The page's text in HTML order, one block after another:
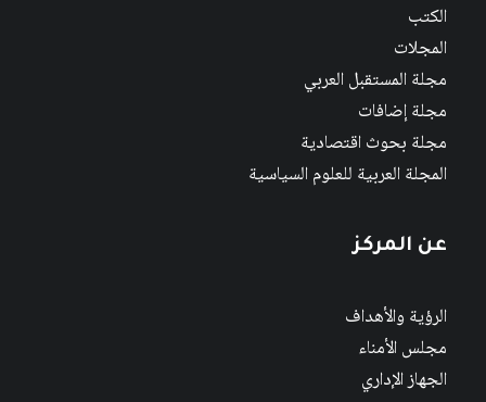
الكتب
المجلات
مجلة المستقبل العربي
مجلة إضافات
مجلة بحوث اقتصادية
المجلة العربية للعلوم السياسية
عن المركز
الرؤية والأهداف
مجلس الأمناء
الجهاز الإداري